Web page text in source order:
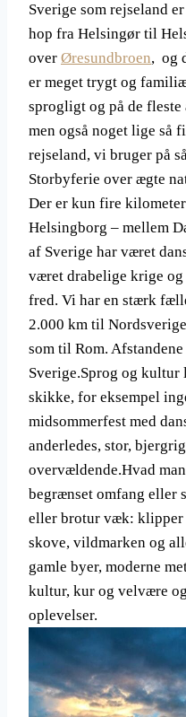
Sverige som rejseland
hop fra Helsingør til
over Øresundbroen, og
er meget trygt og
sprogligt og på de fleste
men også noget lige så
rejseland, vi bruger på
Storbyferie over ægte
Der er kun fire
Helsingborg – mellem
af Sverige har været
været drabelige krige
fred. Vi har en stærk
2.000 km til
som til Rom.
Sverige.Sprog og kultur
skikke, for eksempel
midsommerfest med
anderledes, stor,
overvældende.Hvad
begrænset omfang eller
eller brotur væk: klipper
skove, vildmarken og
gamle byer, moderne
kultur, kur og velvære
oplevelser.